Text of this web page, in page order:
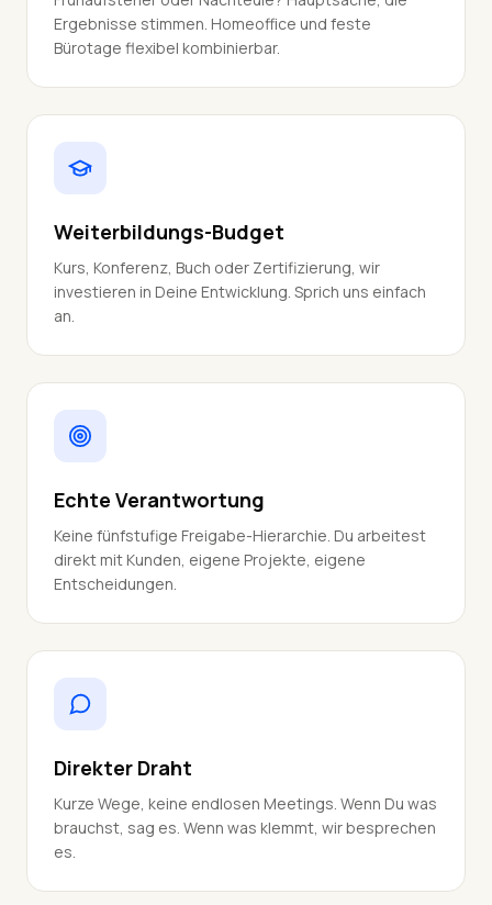
Ergebnisse stimmen. Homeoffice und feste
Bürotage flexibel kombinierbar.
Weiterbildungs-Budget
Kurs, Konferenz, Buch oder Zertifizierung, wir
investieren in Deine Entwicklung. Sprich uns einfach
an.
Echte Verantwortung
Keine fünfstufige Freigabe-Hierarchie. Du arbeitest
direkt mit Kunden, eigene Projekte, eigene
Entscheidungen.
Direkter Draht
Kurze Wege, keine endlosen Meetings. Wenn Du was
brauchst, sag es. Wenn was klemmt, wir besprechen
es.